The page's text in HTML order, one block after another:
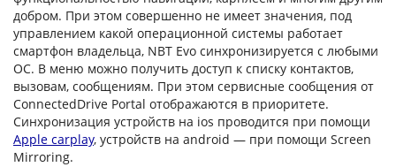
добром. При этом совершенно не имеет значения, под
управлением какой операционной системы работает
смартфон владельца, NBT Evo синхронизируется с любыми
ОС. В меню можно получить доступ к списку контактов,
вызовам, сообщениям. При этом сервисные сообщения от
ConnectedDrive Portal отображаются в приоритете.
Синхронизация устройств на ios проводится при помощи
Apple carplay, устройств на android — при помощи Screen
Mirroring.